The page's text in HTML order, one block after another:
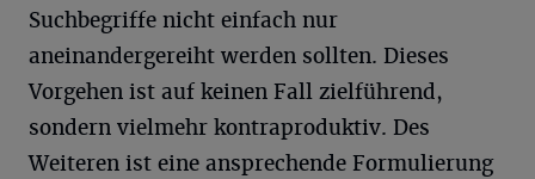
Suchbegriffe nicht einfach nur
aneinandergereiht werden sollten. Dieses
Vorgehen ist auf keinen Fall zielführend,
sondern vielmehr kontraproduktiv. Des
Weiteren ist eine ansprechende Formulierung